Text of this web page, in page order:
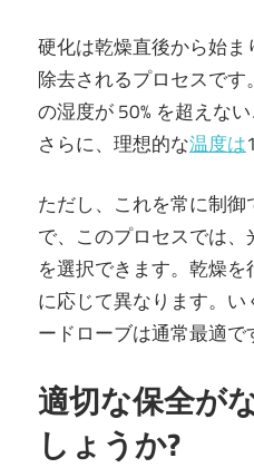
硬化は乾燥直後から始
除去されるプロセスで
の湿度が 50% を超えな
さらに、理想的な温度は
ただし、これを常に制
で、このプロセスでは
を選択できます。乾燥
に応じて異なります。
ードローブは通常最適で
適切な保全が
しょうか?